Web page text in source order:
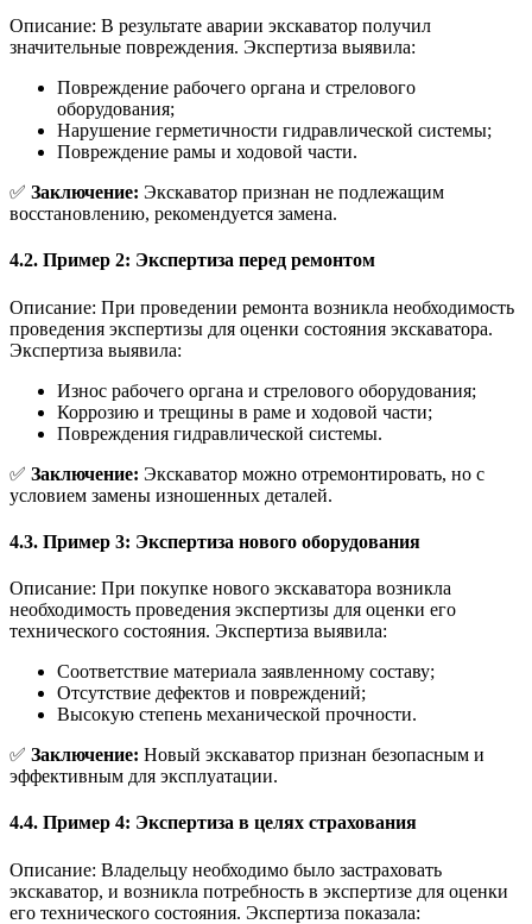
Описание: В результате аварии экскаватор получил
значительные повреждения. Экспертиза выявила:
Повреждение рабочего органа и стрелового
оборудования;
Нарушение герметичности гидравлической системы;
Повреждение рамы и ходовой части.
✅ Заключение: Экскаватор признан не подлежащим
восстановлению, рекомендуется замена.
4.2. Пример 2: Экспертиза перед ремонтом
Описание: При проведении ремонта возникла необходимость
проведения экспертизы для оценки состояния экскаватора.
Экспертиза выявила:
Износ рабочего органа и стрелового оборудования;
Коррозию и трещины в раме и ходовой части;
Повреждения гидравлической системы.
✅ Заключение: Экскаватор можно отремонтировать, но с
условием замены изношенных деталей.
4.3. Пример 3: Экспертиза нового оборудования
Описание: При покупке нового экскаватора возникла
необходимость проведения экспертизы для оценки его
технического состояния. Экспертиза выявила:
Соответствие материала заявленному составу;
Отсутствие дефектов и повреждений;
Высокую степень механической прочности.
✅ Заключение: Новый экскаватор признан безопасным и
эффективным для эксплуатации.
4.4. Пример 4: Экспертиза в целях страхования
Описание: Владельцу необходимо было застраховать
экскаватор, и возникла потребность в экспертизе для оценки
его технического состояния. Экспертиза показала: